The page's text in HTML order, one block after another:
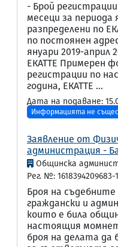
- Брой
месеци за периода
разпределени по
по постоянен
януари 2019-април
ЕКАТТЕ Примерен
регистрации по
година, ЕКАТТЕ ...
Дата на подаване:
Информацията не
Заявление от
администрация -
Общинска
Рег. №: 1618394209683-
Броя на съдебните
граждански и
които е била
настоящия
броя на делата да